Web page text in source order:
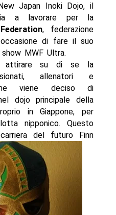
Japan Inoki Dojo, il
a lavorare per la
, federazione
di fare il suo
MWF Ultra.
attirare su di se la
allenatori e
viene deciso di
dojo principale della
in Giappone, per
nipponico. Questo
del futuro Finn